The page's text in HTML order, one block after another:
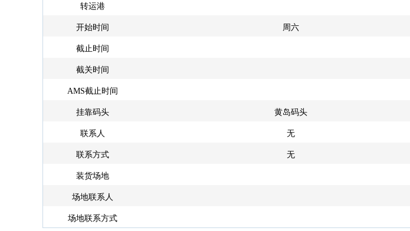
转运港
开始时间 周六
截止时间
截关时间
AMS截止时间
挂靠码头 黄岛码头
联系人 无
联系方式 无
装货场地
场地联系人
场地联系方式